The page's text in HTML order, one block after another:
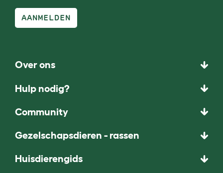
AANMELDEN
Over ons
Hulp nodig?
Community
Gezelschapsdieren - rassen
Huisdierengids